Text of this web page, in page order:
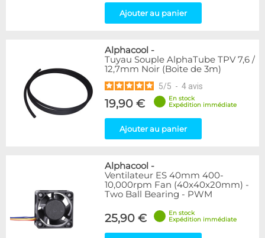
Ajouter au panier
Alphacool -
Tuyau Souple AlphaTube TPV 7,6 /
12,7mm Noir (Boite de 3m)
5/5 - 4 avis
19,90 €
En stock
Expédition immédiate
Ajouter au panier
Alphacool -
Ventilateur ES 40mm 400-
10,000rpm Fan (40x40x20mm) -
Two Ball Bearing - PWM
25,90 €
En stock
Expédition immédiate